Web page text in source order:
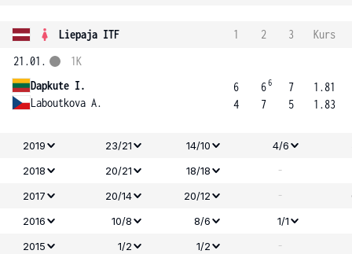
Liepaja ITF 1 2 3
Kurs
21.01.
Dapkute I.
Laboutkova A.
1K
6
4
66
7
7
5
1.81
1.83
2019 23/21 14/10 4/6
2018
20/21 18/18 -
2017
20/14 20/12 -
2016
10/8 8/6
1/1
2015
1/2 1/2
-